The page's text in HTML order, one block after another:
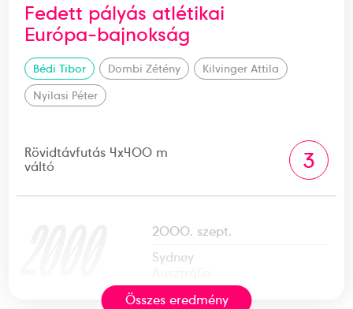
Fedett pályás atlétikai
Európa-bajnokság
Bédi Tibor Dombi Zétény
Kilvinger Attila
Nyilasi Péter
Rövidtávfutás 4x400 m
váltó
3
2000. szept.
Sydney
Összes eredmény